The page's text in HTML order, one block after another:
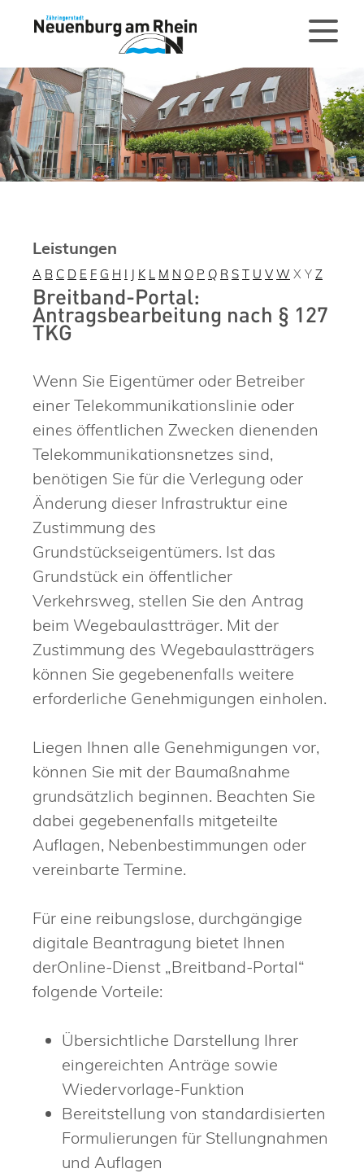
Leistungen
A B C D E F G H I J K L M N O P Q R S T U V W X Y Z
Breitband-Portal:
Antragsbearbeitung nach § 127
TKG
Wenn Sie Eigentümer oder Betreiber
einer Telekommunikationslinie oder
eines öffentlichen Zwecken dienenden
Telekommunikationsnetzes sind,
benötigen Sie für die Verlegung oder
Änderung dieser Infrastruktur eine
Zustimmung des
Grundstückseigentümers. Ist das
Grundstück ein öffentlicher
Verkehrsweg, stellen Sie den Antrag
beim Wegebaulastträger. Mit der
Zustimmung des Wegebaulastträgers
können Sie gegebenenfalls weitere
erforderliche Genehmigungen einholen.
Liegen Ihnen alle Genehmigungen vor,
können Sie mit der Baumaßnahme
grundsätzlich beginnen. Beachten Sie
dabei gegebenenfalls mitgeteilte
Auflagen, Nebenbestimmungen oder
vereinbarte Termine.
Für eine reibungslose, durchgängige
digitale Beantragung bietet Ihnen
derOnline-Dienst „Breitband-Portal“
folgende Vorteile:
Übersichtliche Darstellung Ihrer
eingereichten Anträge sowie
Wiedervorlage-Funktion
Bereitstellung von standardisierten
Formulierungen für Stellungnahmen
und Auflagen